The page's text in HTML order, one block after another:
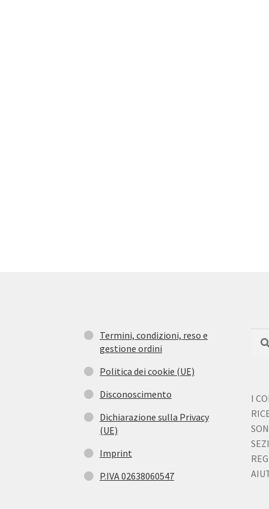
Termini, condizioni, reso e
gestione ordini
Politica dei cookie (UE)
Disconoscimento
Dichiarazione sulla Privacy
(UE)
Imprint
P.IVA 02638060547
I